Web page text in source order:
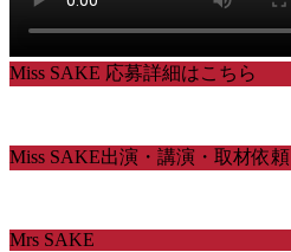
Miss SAKE 応募詳細はこちら
Miss SAKE出演・講演・取材依頼
Mrs SAKE